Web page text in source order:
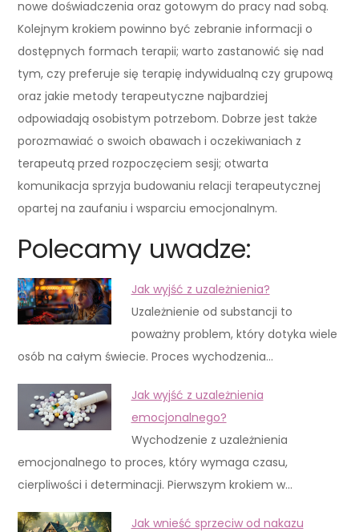
nowe doświadczenia oraz gotowym do pracy nad sobą.
Kolejnym krokiem powinno być zebranie informacji o
dostępnych formach terapii; warto zastanowić się nad
tym, czy preferuje się terapię indywidualną czy grupową
oraz jakie metody terapeutyczne najbardziej
odpowiadają osobistym potrzebom. Dobrze jest także
porozmawiać o swoich obawach i oczekiwaniach z
terapeutą przed rozpoczęciem sesji; otwarta
komunikacja sprzyja budowaniu relacji terapeutycznej
opartej na zaufaniu i wsparciu emocjonalnym.
Polecamy uwadze:
Jak wyjść z uzależnienia?
Uzależnienie od substancji to
poważny problem, który dotyka wiele
osób na całym świecie. Proces wychodzenia…
Jak wyjść z uzależnienia
emocjonalnego?
Wychodzenie z uzależnienia
emocjonalnego to proces, który wymaga czasu,
cierpliwości i determinacji. Pierwszym krokiem w…
Jak wnieść sprzeciw od nakazu